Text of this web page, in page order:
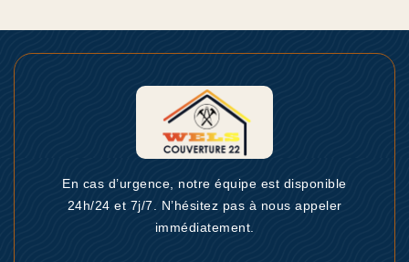
En cas d’urgence, notre équipe est disponible
24h/24 et 7j/7. N’hésitez pas à nous appeler
immédiatement.